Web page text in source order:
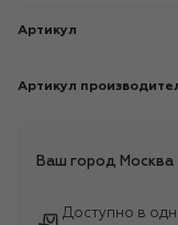
Артикул
Артикул
Ваш город Москва
Доступно в